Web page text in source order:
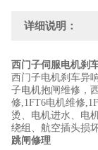
详细说明：
西门子伺服电机刹
西门子电机刹车异
子电机抱闸维修，
修,1FT6电机维修
烫、电机进水、电
绕组、航空插头损
跳闸修理